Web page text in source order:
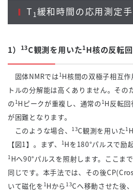
T1 緩和時間の応用測定
1） 13C観測を用いた1H核の反転
固体NMRでは 1H核間の双極子相互作
トルの分解能は高くありません。その
の 1H ピークが重複し、通常の 1H反転
が困難となります。
このような場合、
13C観測を用いた1 H
【図1】。まず、 1Hを180°パルスで励
1 Hへ90°パルスを照射します。ここま
同じです。本手法では、その後
いて磁化を 1Hから 13Cへ移動させた後、